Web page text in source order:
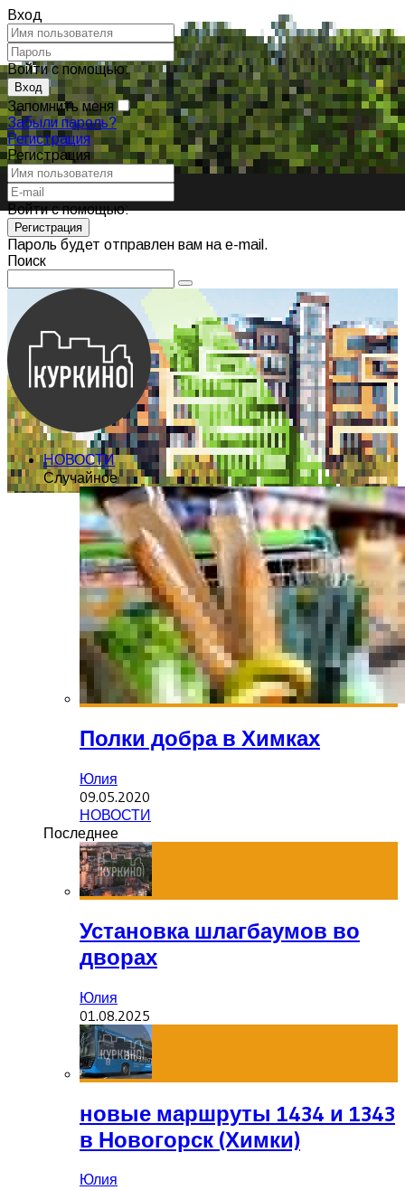
Вход
Войти с помощью:
Запомнить меня
Забыли пароль?
Регистрация
Регистрация
Войти с помощью:
Пароль будет отправлен вам на e-mail.
Поиск
НОВОСТИ
Случайное
Полки добра в Химках
Юлия
09.05.2020
НОВОСТИ
Последнее
Установка шлагбаумов во
дворах
Юлия
01.08.2025
новые маршруты 1434 и 1343
в Новогорск (Химки)
Юлия